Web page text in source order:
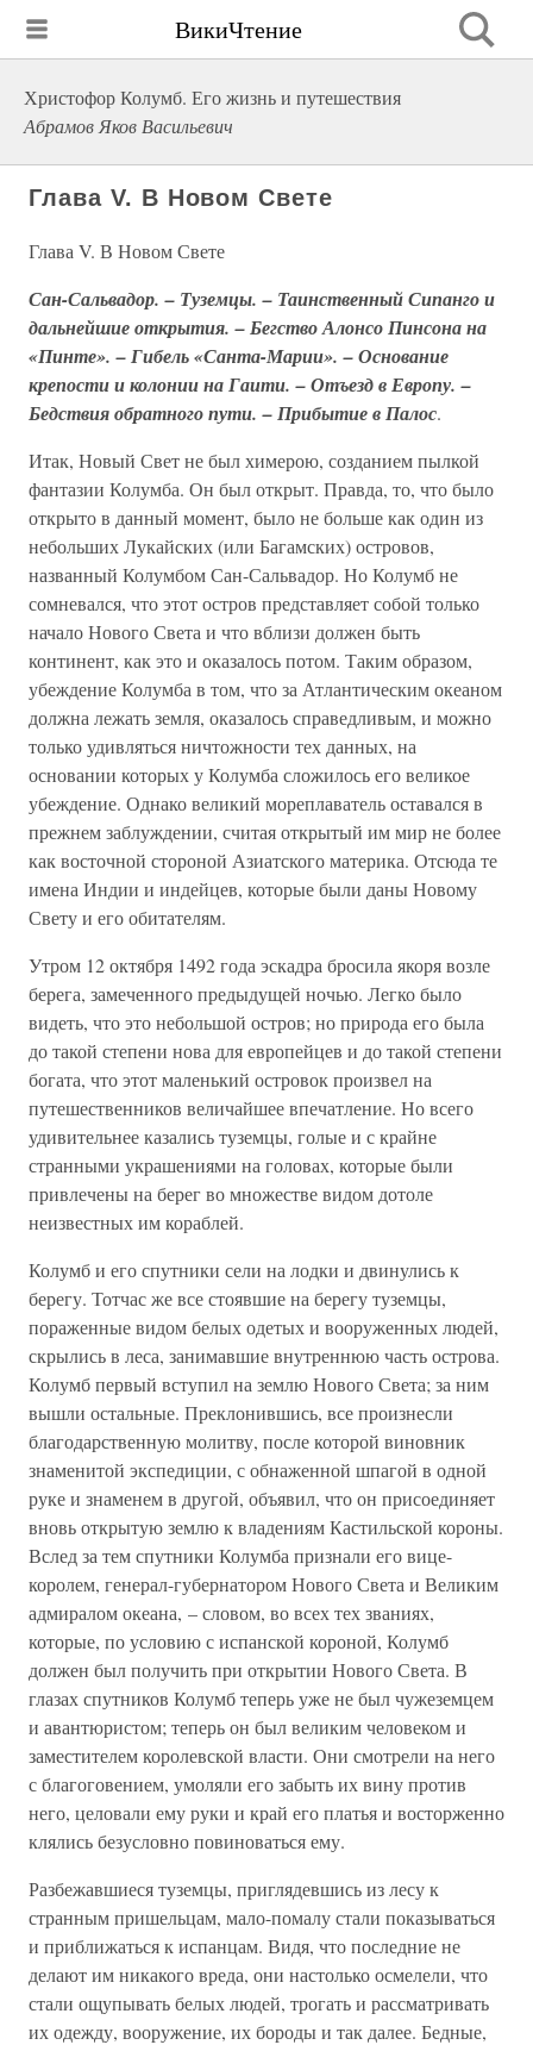
ВикиЧтение
Христофор Колумб. Его жизнь и путешествия
Абрамов Яков Васильевич
Глава V. В Новом Свете
Глава V. В Новом Свете
Сан-Сальвадор. – Туземцы. – Таинственный Сипанго и
дальнейшие открытия. – Бегство Алонсо Пинсона на
«Пинте». – Гибель «Санта-Марии». – Основание
крепости и колонии на Гаити. – Отъезд в Европу. –
Бедствия обратного пути. – Прибытие в Палос.
Итак, Новый Свет не был химерою, созданием пылкой
фантазии Колумба. Он был открыт. Правда, то, что было
открыто в данный момент, было не больше как один из
небольших Лукайских (или Багамских) островов,
названный Колумбом Сан-Сальвадор. Но Колумб не
сомневался, что этот остров представляет собой только
начало Нового Света и что вблизи должен быть
континент, как это и оказалось потом. Таким образом,
убеждение Колумба в том, что за Атлантическим океаном
должна лежать земля, оказалось справедливым, и можно
только удивляться ничтожности тех данных, на
основании которых у Колумба сложилось его великое
убеждение. Однако великий мореплаватель оставался в
прежнем заблуждении, считая открытый им мир не более
как восточной стороной Азиатского материка. Отсюда те
имена Индии и индейцев, которые были даны Новому
Свету и его обитателям.
Утром 12 октября 1492 года эскадра бросила якоря возле
берега, замеченного предыдущей ночью. Легко было
видеть, что это небольшой остров; но природа его была
до такой степени нова для европейцев и до такой степени
богата, что этот маленький островок произвел на
путешественников величайшее впечатление. Но всего
удивительнее казались туземцы, голые и с крайне
странными украшениями на головах, которые были
привлечены на берег во множестве видом дотоле
неизвестных им кораблей.
Колумб и его спутники сели на лодки и двинулись к
берегу. Тотчас же все стоявшие на берегу туземцы,
пораженные видом белых одетых и вооруженных людей,
скрылись в леса, занимавшие внутреннюю часть острова.
Колумб первый вступил на землю Нового Света; за ним
вышли остальные. Преклонившись, все произнесли
благодарственную молитву, после которой виновник
знаменитой экспедиции, с обнаженной шпагой в одной
руке и знаменем в другой, объявил, что он присоединяет
вновь открытую землю к владениям Кастильской короны.
Вслед за тем спутники Колумба признали его вице-
королем, генерал-губернатором Нового Света и Великим
адмиралом океана, – словом, во всех тех званиях,
которые, по условию с испанской короной, Колумб
должен был получить при открытии Нового Света. В
глазах спутников Колумб теперь уже не был чужеземцем
и авантюристом; теперь он был великим человеком и
заместителем королевской власти. Они смотрели на него
с благоговением, умоляли его забыть их вину против
него, целовали ему руки и край его платья и восторженно
клялись безусловно повиноваться ему.
Разбежавшиеся туземцы, приглядевшись из лесу к
странным пришельцам, мало-помалу стали показываться
и приближаться к испанцам. Видя, что последние не
делают им никакого вреда, они настолько осмелели, что
стали ощупывать белых людей, трогать и рассматривать
их одежду, вооружение, их бороды и так далее. Бедные,